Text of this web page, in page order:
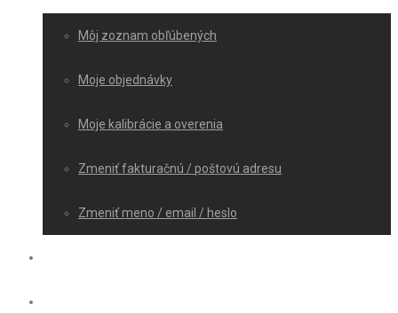
Môj zoznam obľúbených
Moje objednávky
Moje kalibrácie a overenia
Zmeniť fakturačnú / poštovú adresu
Zmeniť meno / email / heslo